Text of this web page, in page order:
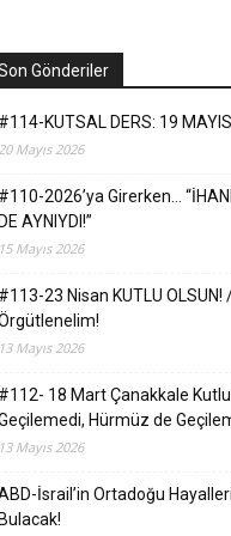
Gönderiler
KUTSAL DERS: 19
Mayıs 2026
2026’ya Girerken…
AYNIYDI!”
Mayıs 2026
23 Nisan KUTLU OLSUN!
Mayıs 2026
18 Mart Çanakkale
Hürmüz de
Mayıs 2026
İsrail’in Ortadoğu